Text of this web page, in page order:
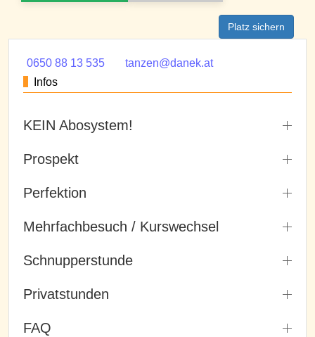
Platz sichern
0650 88 13 535
tanzen@danek.at
Infos
KEIN Abosystem!
Prospekt
Perfektion
Mehrfachbesuch / Kurswechsel
Schnupperstunde
Privatstunden
FAQ